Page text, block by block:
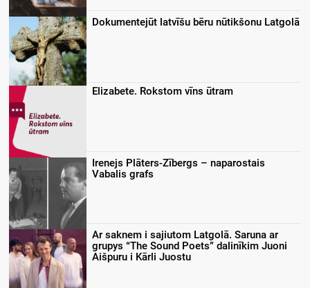
Dokumentejūt latvīšu bēru nūtikšonu Latgolā
Elizabete. Rokstom vīns ūtram
Irenejs Plāters-Zībergs – naparostais
Vabalis grafs
Ar saknem i sajiutom Latgolā. Saruna ar
grupys “The Sound Poets” dalinīkim Juoni
Aišpuru i Kārli Juostu